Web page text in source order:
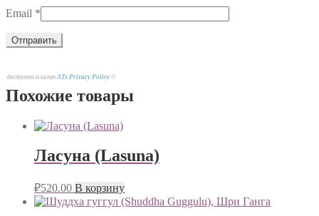
Email *
доступен плагин ATs Privacy Policy ©
Похожие товары
Ласуна (Lasuna)
₽520.00 В корзину